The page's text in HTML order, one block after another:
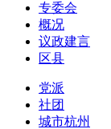
专委会
概况
议政建言
区县
党派
社团
城市杭州